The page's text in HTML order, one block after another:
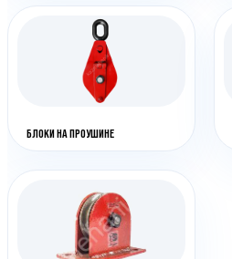
БЛОКИ НА ПРОУШИНЕ